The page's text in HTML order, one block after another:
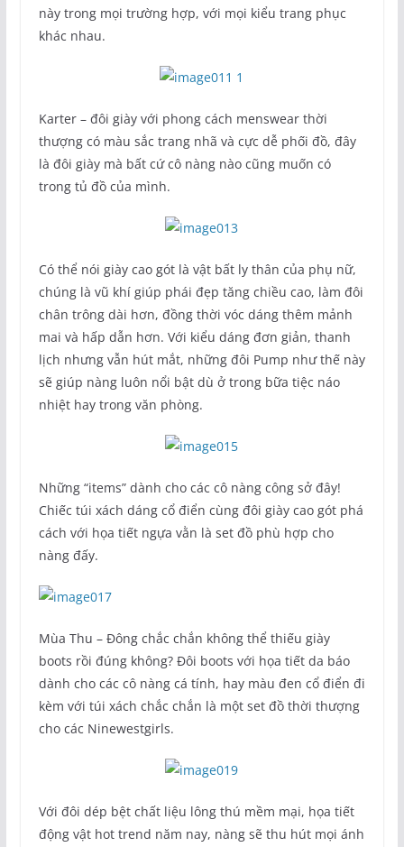
này trong mọi trường hợp, với mọi kiểu trang phục
khác nhau.
Karter – đôi giày với phong cách menswear thời
thượng có màu sắc trang nhã và cực dễ phối đồ, đây
là đôi giày mà bất cứ cô nàng nào cũng muốn có
trong tủ đồ của mình.
Có thể nói giày cao gót là vật bất ly thân của phụ nữ,
chúng là vũ khí giúp phái đẹp tăng chiều cao, làm đôi
chân trông dài hơn, đồng thời vóc dáng thêm mảnh
mai và hấp dẫn hơn. Với kiểu dáng đơn giản, thanh
lịch nhưng vẫn hút mắt, những đôi Pump như thế này
sẽ giúp nàng luôn nổi bật dù ở trong bữa tiệc náo
nhiệt hay trong văn phòng.
Những “items” dành cho các cô nàng công sở đây!
Chiếc túi xách dáng cổ điển cùng đôi giày cao gót phá
cách với họa tiết ngựa vằn là set đồ phù hợp cho
nàng đấy.
Mùa Thu – Đông chắc chắn không thể thiếu giày
boots rồi đúng không? Đôi boots với họa tiết da báo
dành cho các cô nàng cá tính, hay màu đen cổ điển đi
kèm với túi xách chắc chắn là một set đồ thời thượng
cho các Ninewestgirls.
Với đôi dép bệt chất liệu lông thú mềm mại, họa tiết
động vật hot trend năm nay, nàng sẽ thu hút mọi ánh